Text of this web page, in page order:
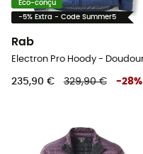
Eco-conçu
-5% Extra - Code Summer5
Rab
235,90 € 329,90 € -28%